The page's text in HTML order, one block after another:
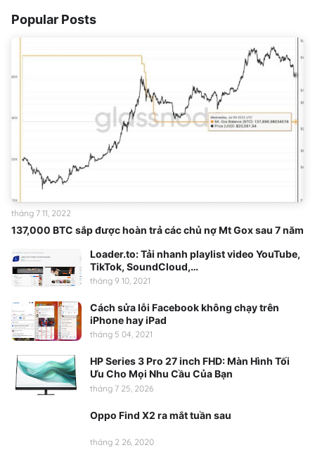
Popular Posts
137,000 BTC sắp được hoàn trả các chủ nợ Mt Gox sau 7 năm
tháng 7 11, 2022
Loader.to: Tải nhanh playlist video YouTube,
TikTok, SoundCloud,…
tháng 9 10, 2021
Cách sửa lỗi Facebook không chạy trên
iPhone hay iPad
tháng 5 04, 2021
HP Series 3 Pro 27 inch FHD: Màn Hình Tối
Ưu Cho Mọi Nhu Cầu Của Bạn
tháng 7 25, 2026
Oppo Find X2 ra mắt tuần sau
tháng 2 26, 2020